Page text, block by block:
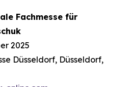
Fachmesse für
2025
Düsseldorf, Düsseldorf,